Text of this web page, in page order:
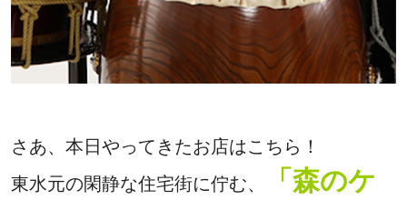
さあ、本日やってきたお店はこちら！
東水元の閑静な住宅街に佇む、
「森のケ